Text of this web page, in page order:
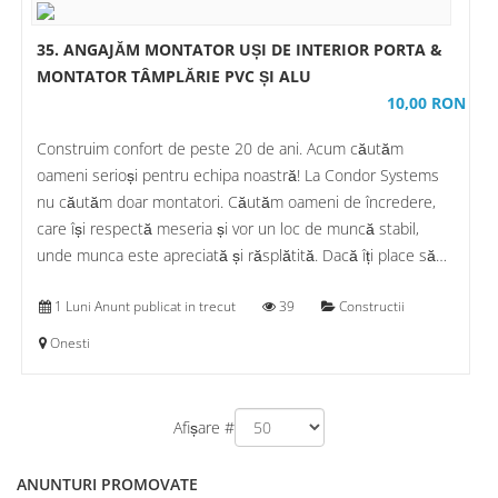
35. ANGAJĂM MONTATOR UȘI DE INTERIOR PORTA &
MONTATOR TÂMPLĂRIE PVC ȘI ALU
10,00 RON
Construim confort de peste 20 de ani. Acum căutăm
oameni serioși pentru echipa noastră! La Condor Systems
nu căutăm doar montatori. Căutăm oameni de încredere,
care își respectă meseria și vor un loc de muncă stabil,
unde munca este apreciată și răsplătită. Dacă îți place să…
1 Luni Anunt publicat in trecut 39
Constructii
Onesti
Afișare #
ANUNTURI PROMOVATE